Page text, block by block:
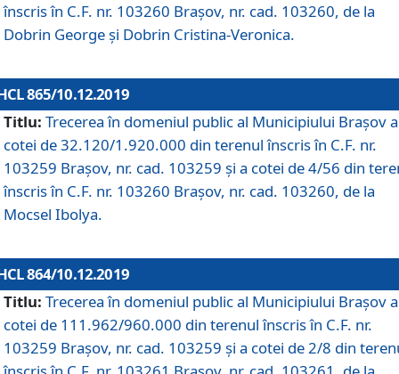
înscris în C.F. nr. 103260 Brașov, nr. cad. 103260, de la
Dobrin George și Dobrin Cristina-Veronica.
865/10.12.2019
Titlu: Trecerea în domeniul public al Municipiului Braşov a
cotei de 32.120/1.920.000 din terenul înscris în C.F. nr.
103259 Brașov, nr. cad. 103259 și a cotei de 4/56 din
înscris în C.F. nr. 103260 Brașov, nr. cad. 103260, de la
Mocsel Ibolya.
864/10.12.2019
Titlu: Trecerea în domeniul public al Municipiului Braşov a
cotei de 111.962/960.000 din terenul înscris în C.F. nr.
103259 Brașov, nr. cad. 103259 și a cotei de 2/8 din